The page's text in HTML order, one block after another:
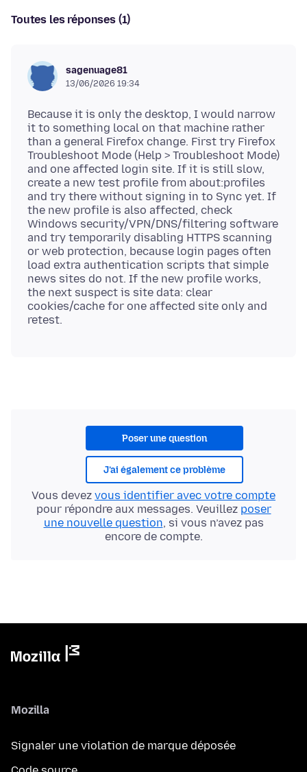
Toutes les réponses (1)
sagenuage81
13/06/2026 19:34
Because it is only the desktop, I would narrow
it to something local on that machine rather
than a general Firefox change. First try Firefox
Troubleshoot Mode (Help > Troubleshoot Mode)
and one affected login site. If it is still slow,
create a new test profile from about:profiles
and try there without signing in to Sync yet. If
the new profile is also affected, check
Windows security/VPN/DNS/filtering software
and try temporarily disabling HTTPS scanning
or web protection, because login pages often
load extra authentication scripts that simple
news sites do not. If the new profile works,
the next suspect is site data: clear
cookies/cache for one affected site only and
Poser une question
J’ai également ce problème
Vous devez vous identifier avec votre compte
pour répondre aux messages. Veuillez poser
une nouvelle question, si vous n’avez pas
encore de compte.
Mozilla
Signaler une violation de marque déposée